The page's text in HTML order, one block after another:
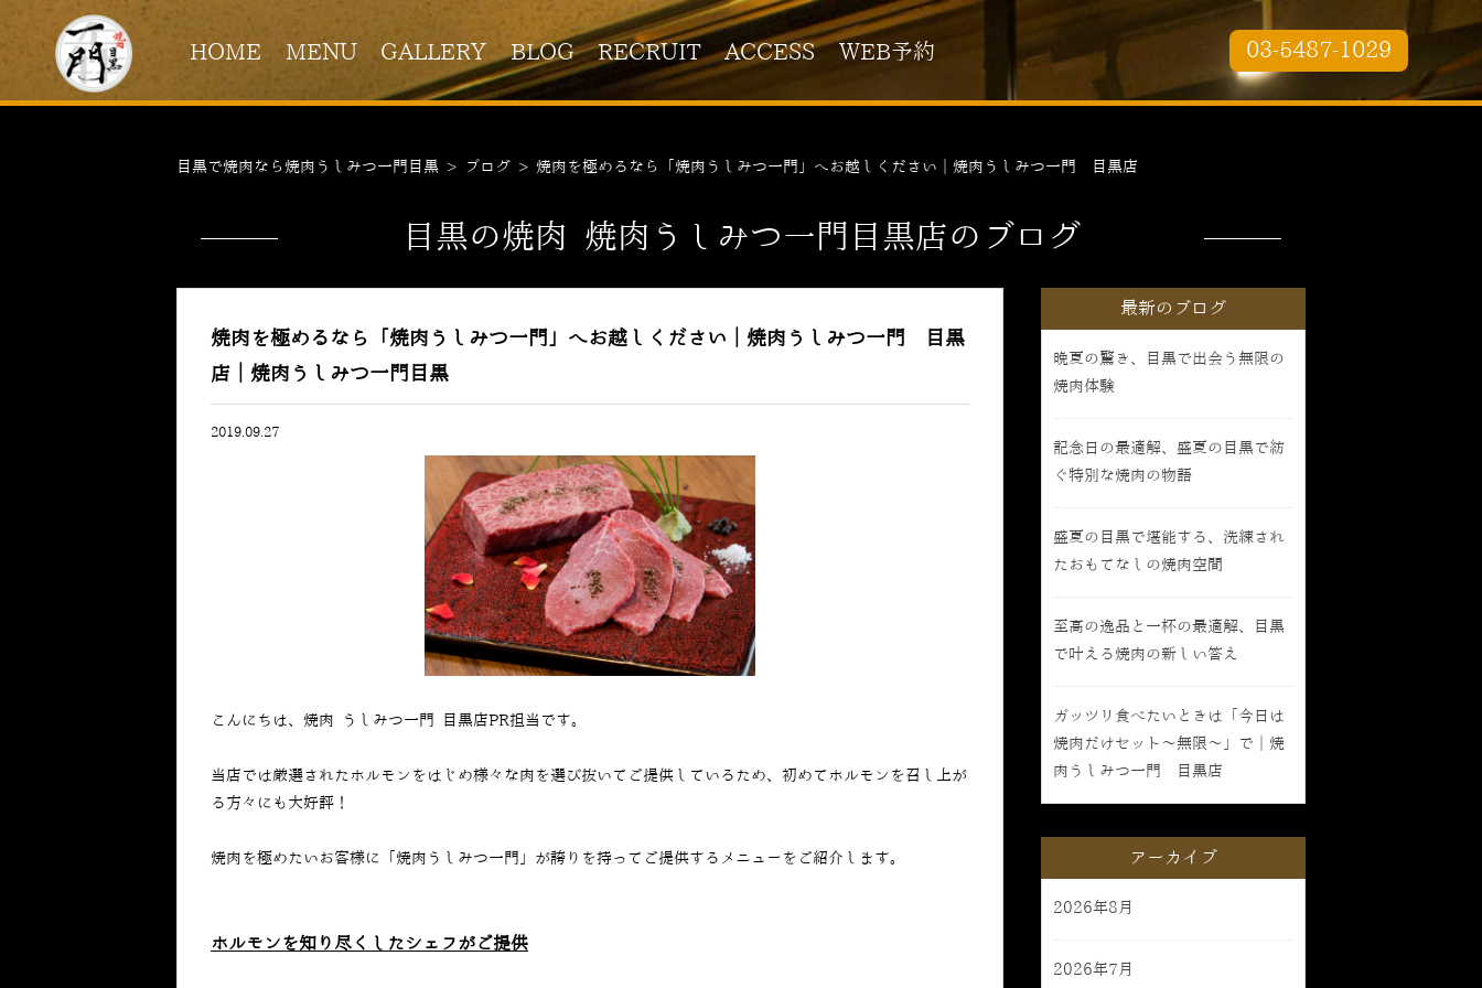
HOME MENU GALLERY BLOG RECRUIT ACCESS WEB予約 03-5487-1029
目黒で焼肉なら焼肉うしみつ一門目黒 > ブログ > 焼肉を極めるなら「焼肉うしみつ一門」へお越しください｜焼肉うしみつ一門 目黒店
目黒の焼肉 焼肉うしみつ一門目黒店のブログ
焼肉を極めるなら「焼肉うしみつ一門」へお越しください｜焼肉うしみつ一門 目黒
店｜焼肉うしみつ一門目黒
2019.09.27
こんにちは、焼肉 うしみつ一門 目黒店PR担当です。
当店では厳選されたホルモンをはじめ様々な肉を選び抜いてご提供しているため、初めてホルモンを召し上が
る方々にも大好評！
焼肉を極めたいお客様に「焼肉うしみつ一門」が誇りを持ってご提供するメニューをご紹介します。
ホルモンを知り尽くしたシェフがご提供
最新のブログ
晩夏の驚き、目黒で出会う無限の
焼肉体験
記念日の最適解、盛夏の目黒で紡
ぐ特別な焼肉の物語
盛夏の目黒で堪能する、洗練され
たおもてなしの焼肉空間
至高の逸品と一杯の最適解、目黒
で叶える焼肉の新しい答え
ガッツリ食べたいときは「今日は
焼肉だけセット〜無限〜」で｜焼
肉うしみつ一門 目黒店
アーカイブ
2026年8月
2026年7月